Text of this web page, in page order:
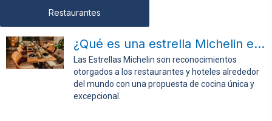
Restaurantes
¿Qué es una estrella Michelin en cocina?
Las Estrellas Michelin son reconocimientos
otorgados a los restaurantes y hoteles alrededor
del mundo con una propuesta de cocina única y
excepcional.